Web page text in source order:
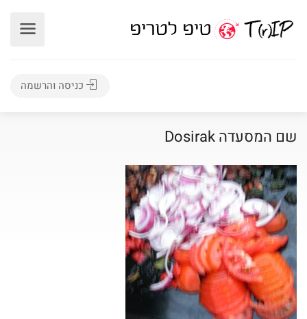
כניסה והרשמה
שם המסעדה Dosirak